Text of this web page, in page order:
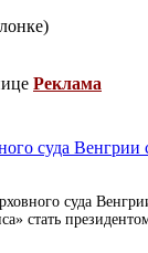
Реклама
суда Венгрии
суда
стать